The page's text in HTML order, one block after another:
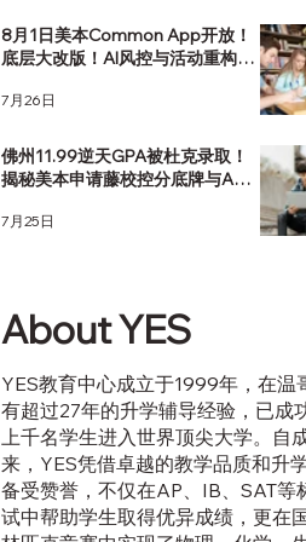
8月1日美本Common App开放！
底层大改版！AI风控与活动重构，
7月26日
佛州11.99逆天GPA被杜克录取！
揭秘美本申请藤校控分底牌与AP
7月25日
About YES
YES教育中心成立于1999年，在温
有超过27年的升学辅导经验，已成
上千名学生进入世界顶尖大学。自
来，YES凭借卓越的教学品质和升
备受赞誉，不仅在AP、IB、SAT等
试中帮助学生取得优异成绩，更在